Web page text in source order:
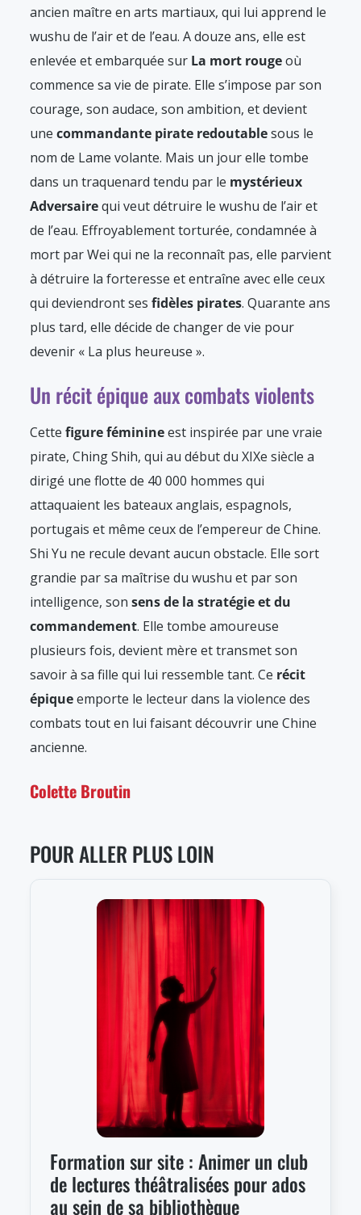
ancien maître en arts martiaux, qui lui apprend le
wushu de l’air et de l’eau. A douze ans, elle est
enlevée et embarquée sur La mort rougeoù
commence sa vie de pirate. Elle s’impose par son
courage, son audace, son ambition, et devient
une commandante pirate redoutablesous le
nom de Lame volante. Mais un jour elle tombe
dans un traquenard tendu par le mystérieux
Adversairequi veut détruire le wushu de l’air et
de l’eau. Effroyablement torturée, condamnée à
mort par Wei qui ne la reconnaît pas, elle parvient
à détruire la forteresse et entraîne avec elle ceux
qui deviendront ses fidèles pirates. Quarante ans
plus tard, elle décide de changer de vie pour
devenir « La plus heureuse ».
Un récit épique aux combats violents
Cette figure féminineest inspirée par une vraie
pirate, Ching Shih, qui au début du XIXe siècle a
dirigé une flotte de 40 000 hommes qui
attaquaient les bateaux anglais, espagnols,
portugais et même ceux de l’empereur de Chine.
Shi Yu ne recule devant aucun obstacle. Elle sort
grandie par sa maîtrise du wushu et par son
intelligence, son sens de la stratégie et du
commandement. Elle tombe amoureuse
plusieurs fois, devient mère et transmet son
savoir à sa fille qui lui ressemble tant. Ce récit
épiqueemporte le lecteur dans la violence des
combats tout en lui faisant découvrir une Chine
ancienne.
Colette Broutin
POUR ALLER PLUS LOIN
Formation sur site : Animer un club
de lectures théâtralisées pour ados
au sein de sa bibliothèque